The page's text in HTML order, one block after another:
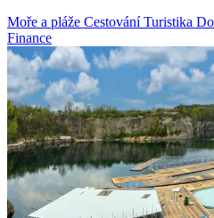
Moře a pláže CestováníTuristika
Finance